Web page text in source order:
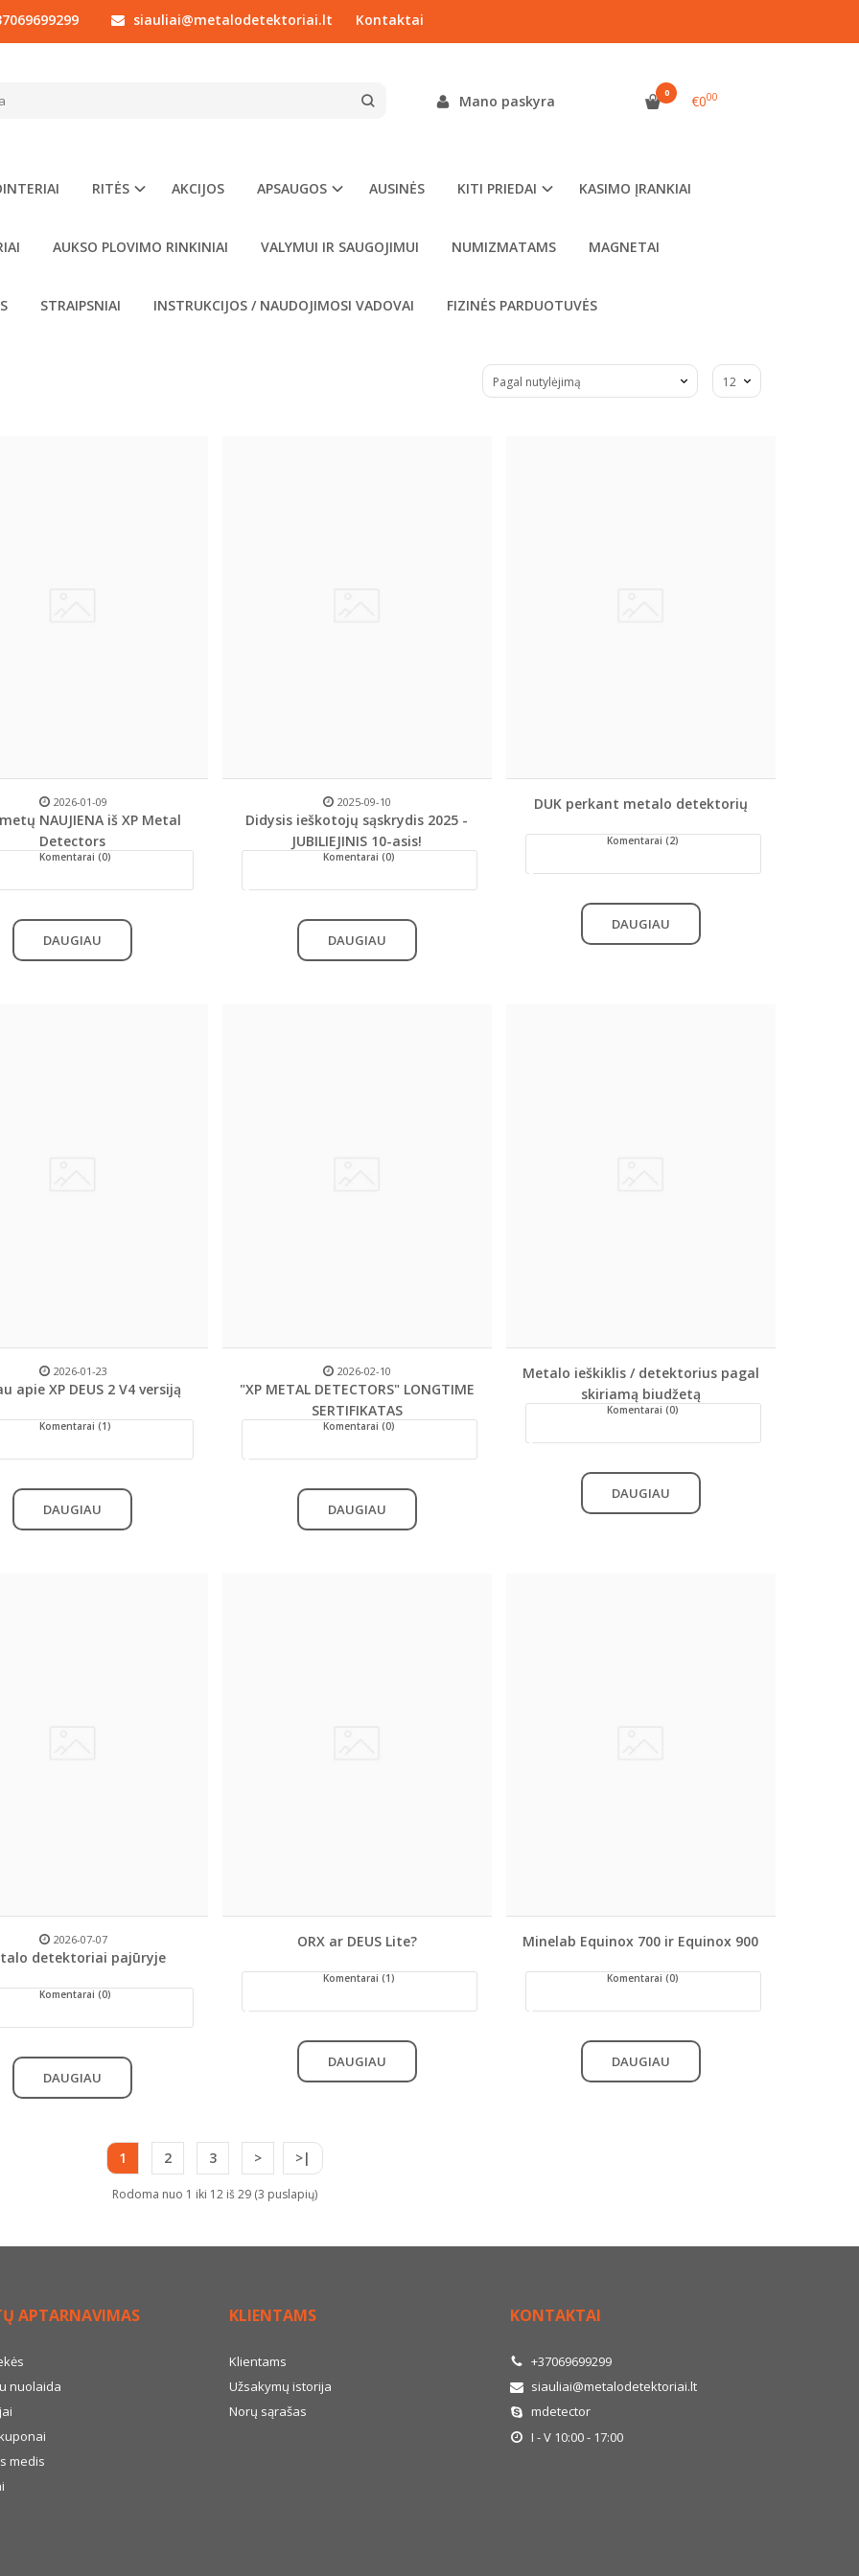
siauliai@metalodetektoriai.lt Kontaktai
Mano paskyra 0 €000
RITĖS AKCIJOS APSAUGOS AUSINĖS KITI PRIEDAI KASIMO ĮRANKIAI
AUKSO PLOVIMO RINKINIAI VALYMUI IR SAUGOJIMUI NUMIZMATAMS MAGNETAI
STRAIPSNIAI INSTRUKCIJOS / NAUDOJIMOSI VADOVAI FIZINĖS PARDUOTUVĖS
2026-01-09
NAUJIENA iš XP Metal
Detectors
Komentarai (0)
DAUGIAU
2025-09-10
Didysis ieškotojų sąskrydis 2025 -
JUBILIEJINIS 10-asis!
Komentarai (0)
DAUGIAU
DUK perkant metalo detektorių
Komentarai (2)
DAUGIAU
2026-01-23
apie XP DEUS 2 V4 versiją
Komentarai (1)
DAUGIAU
2026-02-10
"XP METAL DETECTORS" LONGTIME
SERTIFIKATAS
Komentarai (0)
DAUGIAU
Metalo ieškiklis / detektorius pagal
skiriamą biudžetą
Komentarai (0)
DAUGIAU
2026-07-07
detektoriai pajūryje
Komentarai (0)
DAUGIAU
ORX ar DEUS Lite?
Komentarai (1)
DAUGIAU
Minelab Equinox 700 ir Equinox 900
Komentarai (0)
DAUGIAU
1 2 3 > >|
Rodoma nuo 1 iki 12 iš 29 (3 puslapių)
APTARNAVIMAS
nuolaida
medis
KLIENTAMS
Klientams
Užsakymų istorija
Norų sąrašas
KONTAKTAI
+37069699299
siauliai@metalodetektoriai.lt
mdetector
I - V 10:00 - 17:00